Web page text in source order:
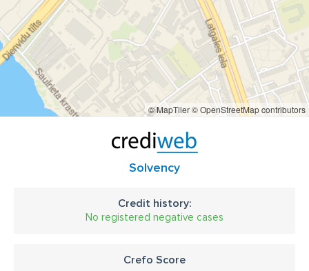
© MapTiler© OpenStreetMap contributors
Solvency
Credit history:
No registered negative cases
Crefo Score